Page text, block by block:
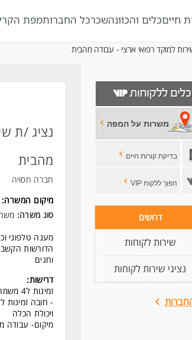
חייםכלים והכוונהשכרכל החברותמפת
למוקד רפואי ארצי - עבודה מהבית
משרות על המפה
בדיקת קורות חיים
הפוך ללקוח VIP
דרושים
שירות לקוחות
נציגי שירות לקוחות
נציג /ת
מהבית
חברה חסויה
מיקום המשרה:
סוג משרה:
מענה טלפוני
וחגים
דרישות:
- חובה זמינות
ויכולת הכלה
מיקום- עבודה